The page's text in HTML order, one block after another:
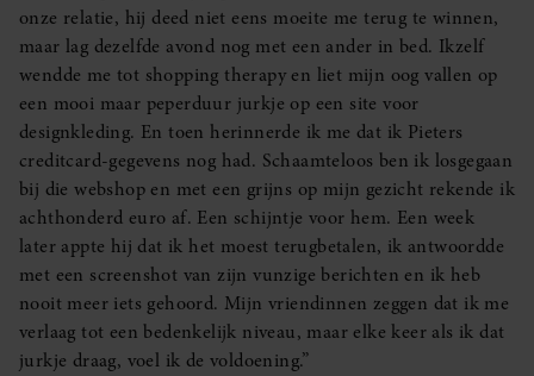
onze relatie, hij deed niet eens moeite me terug te winnen,
maar lag dezelfde avond nog met een ander in bed. Ikzelf
wendde me tot shopping therapy en liet mijn oog vallen op
een mooi maar peperduur jurkje op een site voor
designkleding. En toen herinnerde ik me dat ik Pieters
creditcard-gegevens nog had. Schaamteloos ben ik losgegaan
bij die webshop en met een grijns op mijn gezicht rekende ik
achthonderd euro af. Een schijntje voor hem. Een week
later appte hij dat ik het moest terugbetalen, ik antwoordde
met een screenshot van zijn vunzige berichten en ik heb
nooit meer iets gehoord. Mijn vriendinnen zeggen dat ik me
verlaag tot een bedenkelijk niveau, maar elke keer als ik dat
jurkje draag, voel ik de voldoening.”